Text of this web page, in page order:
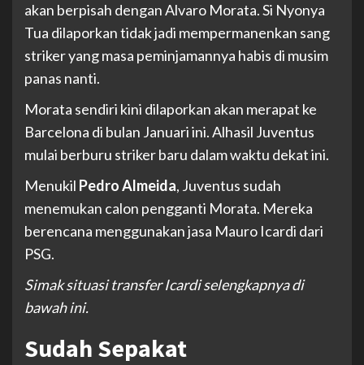
akan berpisah dengan Alvaro Morata. Si Nyonya
Tua dilaporkan tidak jadi mempermanenkan sang
striker yang masa peminjamannya habis di musim
panas nanti.
Morata sendiri kini dilaporkan akan merapat ke
Barcelona di bulan Januari ini. Alhasil Juventus
mulai berburu striker baru dalam waktu dekat ini.
Menukil Pedro Almeida, Juventus sudah
menemukan calon pengganti Morata. Mereka
berencana menggunakan jasa Mauro Icardi dari
PSG.
Simak situasi transfer Icardi selengkapnya di
bawah ini.
Sudah Sepakat